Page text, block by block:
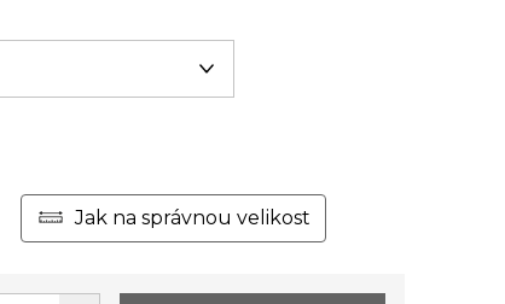
Jak na správnou velikost